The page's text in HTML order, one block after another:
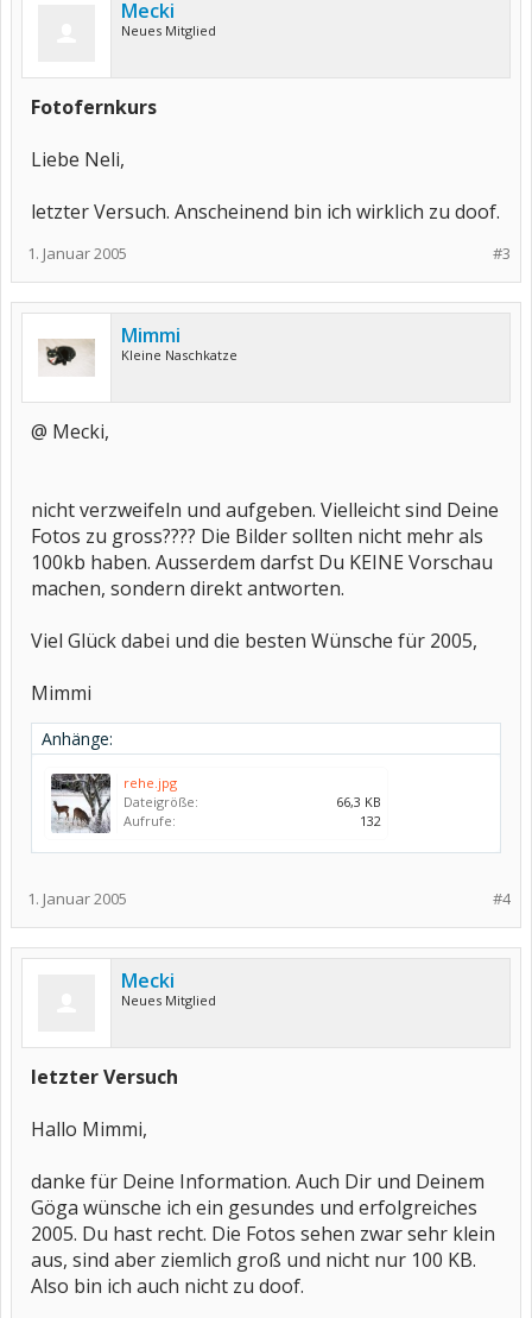
Mecki
Neues Mitglied
Fotofernkurs
Liebe Neli,
letzter Versuch. Anscheinend bin ich wirklich zu doof.
#3
1. Januar 2005
Mimmi
Kleine Naschkatze
@ Mecki,
nicht verzweifeln und aufgeben. Vielleicht sind Deine
Fotos zu gross???? Die Bilder sollten nicht mehr als
100kb haben. Ausserdem darfst Du KEINE Vorschau
machen, sondern direkt antworten.
Viel Glück dabei und die besten Wünsche für 2005,
Mimmi
Anhänge:
rehe.jpg
Dateigröße:
66,3 KB
Aufrufe:
132
#4
1. Januar 2005
Mecki
Neues Mitglied
letzter Versuch
Hallo Mimmi,
danke für Deine Information. Auch Dir und Deinem
Göga wünsche ich ein gesundes und erfolgreiches
2005. Du hast recht. Die Fotos sehen zwar sehr klein
aus, sind aber ziemlich groß und nicht nur 100 KB.
Also bin ich auch nicht zu doof.